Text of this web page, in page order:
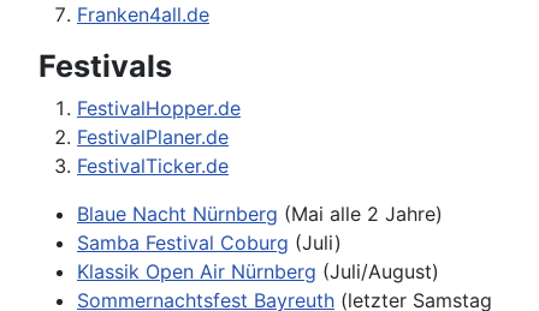
Franken4all.de
Festivals
FestivalHopper.de
FestivalPlaner.de
FestivalTicker.de
Blaue Nacht Nürnberg (Mai alle 2 Jahre)
Samba Festival Coburg (Juli)
Klassik Open Air Nürnberg (Juli/August)
Sommernachtsfest Bayreuth (letzter Samstag